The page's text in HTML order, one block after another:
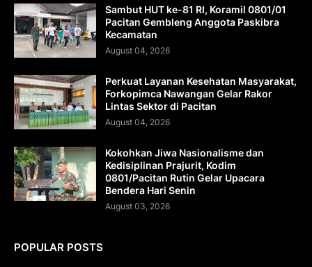
Sambut HUT ke-81 RI, Koramil 0801/01
Pacitan Gembleng Anggota Paskibra
Kecamatan
August 04, 2026
Perkuat Layanan Kesehatan Masyarakat,
Forkopimca Nawangan Gelar Rakor
Lintas Sektor di Pacitan
August 04, 2026
Kokohkan Jiwa Nasionalisme dan
Kedisiplinan Prajurit, Kodim
0801/Pacitan Rutin Gelar Upacara
Bendera Hari Senin
August 03, 2026
POPULAR POSTS